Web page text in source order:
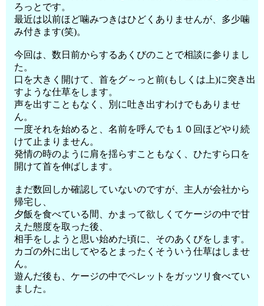
ろっとです。
最近は以前ほど噛みつきはひどくありませんが、多少噛
み付きます(笑)。
今回は、数日前からするあくびのことで相談に参りまし
た。
口を大きく開けて、首をグ～っと前(もしくは上)に突き出
すような仕草をします。
声を出すこともなく、別に吐き出すわけでもありませ
ん。
一度それを始めると、名前を呼んでも１０回ほどやり続
けて止まりません。
発情の時のように肩を揺らすこともなく、ひたすら口を
開けて首を伸ばします。
まだ数回しか確認していないのですが、主人が会社から
帰宅し、
夕飯を食べている間、かまって欲しくてケージの中で甘
えた態度を取った後、
相手をしようと思い始めた頃に、そのあくびをします。
カゴの外に出してやるとまったくそういう仕草はしませ
ん。
遊んだ後も、ケージの中でペレットをガッツリ食べてい
ました。